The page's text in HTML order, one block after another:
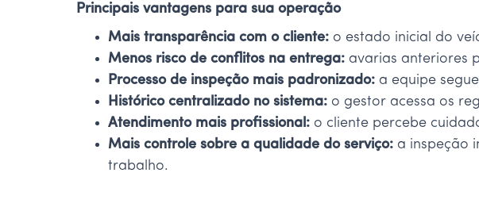
Principais vantagens para sua operação
Mais transparência com o cliente: o estado inicial do
Menos risco de conflitos na entrega: avarias anteriores
Processo de inspeção mais padronizado: a equipe
Histórico centralizado no sistema: o gestor acessa os
Atendimento mais profissional: o cliente percebe
Mais controle sobre a qualidade do serviço: a inspeção
trabalho.